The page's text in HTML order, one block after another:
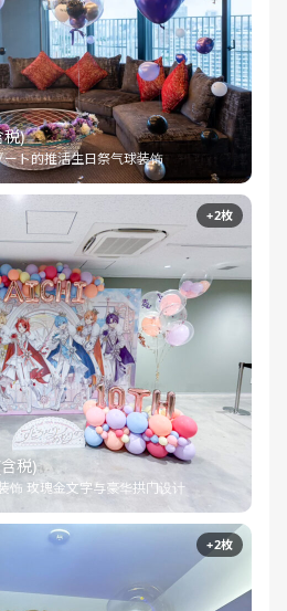
税)
ト的推活生日祭气球装饰
+2枚
税)
饰 玫瑰金文字与豪华拱门设计
+2枚